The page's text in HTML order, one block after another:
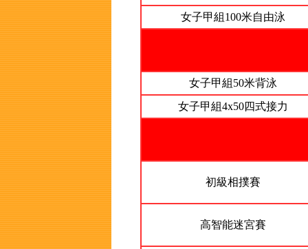
女子甲組100米自由泳
女子甲組50米背泳
女子甲組4x50四式接力
初級相撲賽
高智能迷宮賽